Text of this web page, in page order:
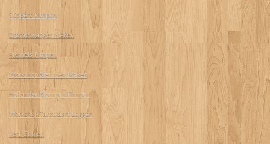
Slippers Pimpen
Dromenvanger Maken
Piemels Pimpen
Workshop Sieraden Maken
Hollandse Klompen Pimpen
Workshop Tarotkaart Leggen
Verf Gooien